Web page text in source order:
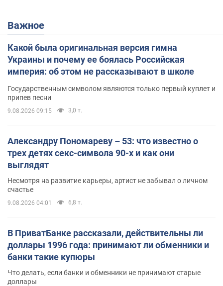
Важное
Какой была оригинальная версия гимна
Украины и почему ее боялась Российская
империя: об этом не рассказывают в школе
Государственным символом являются только первый куплет и
припев песни
9.08.2026 09:15 3,0 т.
Александру Пономареву – 53: что известно о
трех детях секс-символа 90-х и как они
выглядят
Несмотря на развитие карьеры, артист не забывал о личном
счастье
9.08.2026 04:01 6,8 т.
В ПриватБанке рассказали, действительны ли
доллары 1996 года: принимают ли обменники и
банки такие купюры
Что делать, если банки и обменники не принимают старые
доллары